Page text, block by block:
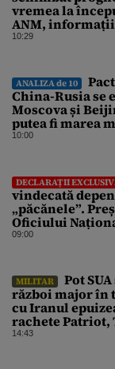
vremea la
ANM,
pentru Gândul
10:29
ANALIZA de 10
China-Rusia se
Moscova și
putea fi marea
10:00
DECLARAȚII
vindecată
„păcănele”.
Oficiului
de Noroc
unică
09:00
MILITAR
Pot
război major în
cu Iranul
rachete Patriot,
Tomahawk?
14:43